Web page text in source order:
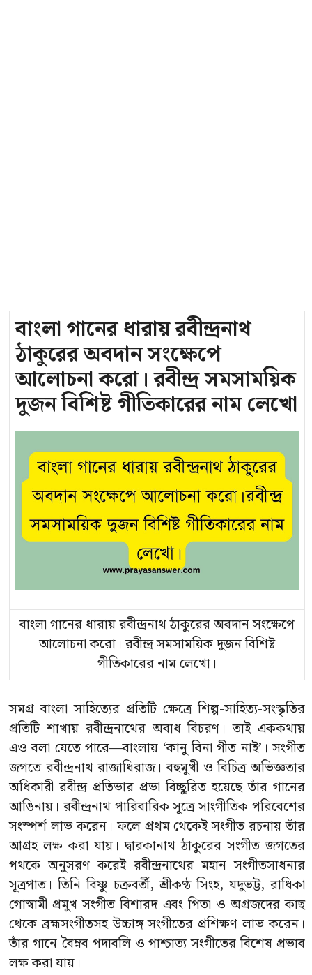
বাংলা গানের ধারায় রবীন্দ্রনাথ
ঠাকুরের অবদান সংক্ষেপে
আলোচনা করো। রবীন্দ্র সমসাময়িক
দুজন বিশিষ্ট গীতিকারের নাম লেখো
বাংলা গানের ধারায় রবীন্দ্রনাথ ঠাকুরের অবদান সংক্ষেপে
আলোচনা করো। রবীন্দ্র সমসাময়িক দুজন বিশিষ্ট
গীতিকারের নাম লেখো।
সমগ্র বাংলা সাহিত্যের প্রতিটি ক্ষেত্রে শিল্প-সাহিত্য-সংস্কৃতির
প্রতিটি শাখায় রবীন্দ্রনাথের অবাধ বিচরণ। তাই এককথায়
এও বলা যেতে পারে—বাংলায় ‘কানু বিনা গীত নাই’। সংগীত
জগতে রবীন্দ্রনাথ রাজাধিরাজ। বহুমুখী ও বিচিত্র অভিজ্ঞতার
অধিকারী রবীন্দ্র প্রতিভার প্রভা বিচ্ছুরিত হয়েছে তাঁর গানের
আঙিনায়। রবীন্দ্রনাথ পারিবারিক সূত্রে সাংগীতিক পরিবেশের
সংস্পর্শ লাভ করেন। ফলে প্রথম থেকেই সংগীত রচনায় তাঁর
আগ্রহ লক্ষ করা যায়। দ্বারকানাথ ঠাকুরের সংগীত জগতের
পথকে অনুসরণ করেই রবীন্দ্রনাথের মহান সংগীতসাধনার
সূত্রপাত। তিনি বিষ্ণু চক্রবর্তী, শ্রীকণ্ঠ সিংহ, যদুভট্ট, রাধিকা
গোস্বামী প্রমুখ সংগীত বিশারদ এবং পিতা ও অগ্রজদের কাছ
থেকে ব্রহ্মসংগীতসহ উচ্চাঙ্গ সংগীতের প্রশিক্ষণ লাভ করেন।
তাঁর গানে বৈম্নব পদাবলি ও পাশ্চাত্য সংগীতের বিশেষ প্রভাব
লক্ষ করা যায়।